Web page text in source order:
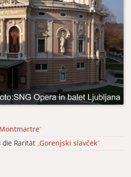
“
die Rarität „Gorenjski slavček“